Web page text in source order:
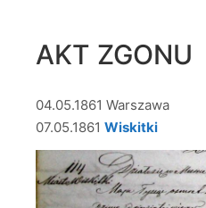
AKT ZGONU
04.05.1861 Warszawa
07.05.1861 Wiskitki